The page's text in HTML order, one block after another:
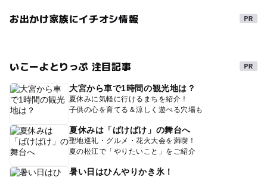
お出かけ家族にイチオシ情報
いこーよとりっぷ 注目記事
大宮から車で1時間の観光地は？
夏休みに気軽に行けるまちを紹介！
子供の心を育てる＆涼しく遊べる穴場も
夏休みは「ばけばけ」の舞台へ
聖地巡礼・グルメ・花火大会を満喫！
夏の松江で「やりたいこと」をご紹介
暑い日はひんやりかき氷！